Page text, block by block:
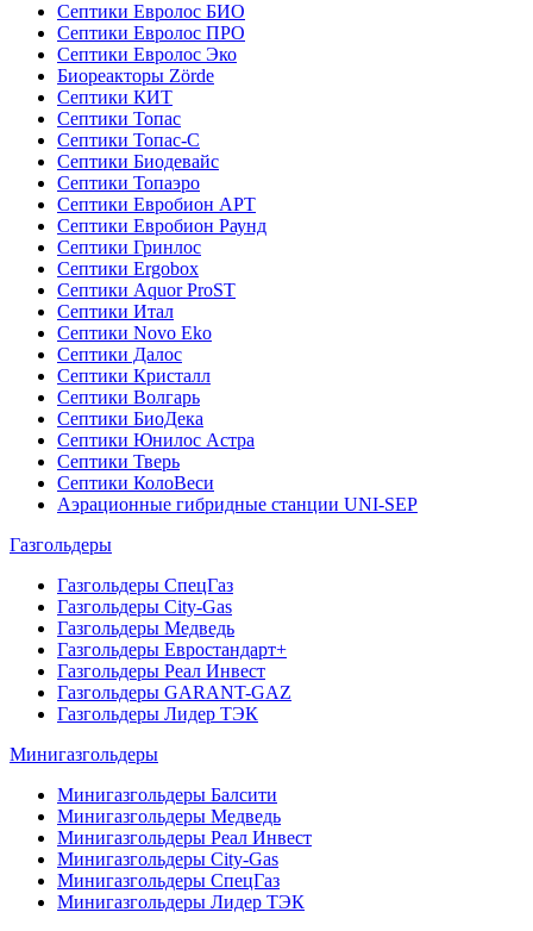
Септики Евролос БИО
Септики Евролос ПРО
Септики Евролос Эко
Биореакторы Zörde
Септики КИТ
Септики Топас
Септики Топас-С
Септики Биодевайс
Септики Топаэро
Септики Евробион АРТ
Септики Евробион Раунд
Септики Гринлос
Септики Ergobox
Септики Aquor ProST
Септики Итал
Септики Novo Eko
Септики Далос
Септики Кристалл
Септики Волгарь
Септики БиоДека
Септики Юнилос Астра
Септики Тверь
Септики КолоВеси
Аэрационные гибридные станции UNI-SEP
Газгольдеры
Газгольдеры СпецГаз
Газгольдеры City-Gas
Газгольдеры Медведь
Газгольдеры Евростандарт+
Газгольдеры Реал Инвест
Газгольдеры GARANT-GAZ
Газгольдеры Лидер ТЭК
Минигазгольдеры
Минигазгольдеры Балсити
Минигазгольдеры Медведь
Минигазгольдеры Реал Инвест
Минигазгольдеры City-Gas
Минигазгольдеры СпецГаз
Минигазгольдеры Лидер ТЭК